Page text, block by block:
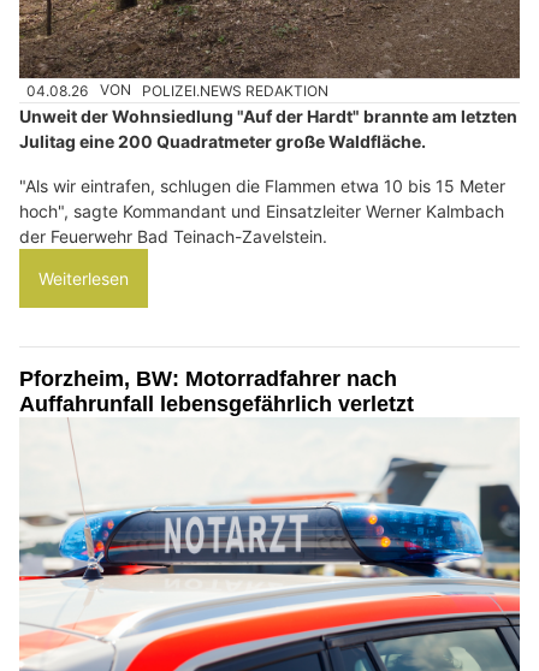
04.08.26 VON POLIZEI.NEWS REDAKTION
Unweit der Wohnsiedlung "Auf der Hardt" brannte am letzten
Julitag eine 200 Quadratmeter große Waldfläche.
"Als wir eintrafen, schlugen die Flammen etwa 10 bis 15 Meter
hoch", sagte Kommandant und Einsatzleiter Werner Kalmbach
der Feuerwehr Bad Teinach-Zavelstein.
Weiterlesen
Pforzheim, BW: Motorradfahrer nach
Auffahrunfall lebensgefährlich verletzt